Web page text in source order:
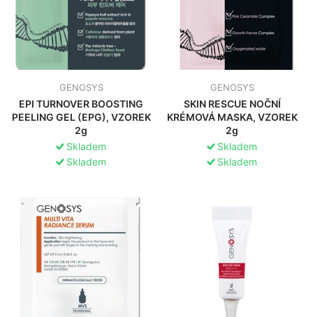
GENOSYS
EPI TURNOVER BOOSTING
PEELING GEL (EPG), VZOREK
2g
Skladem
Skladem
GENOSYS
SKIN RESCUE NOČNÍ
KRÉMOVÁ MASKA, VZOREK
2g
Skladem
Skladem